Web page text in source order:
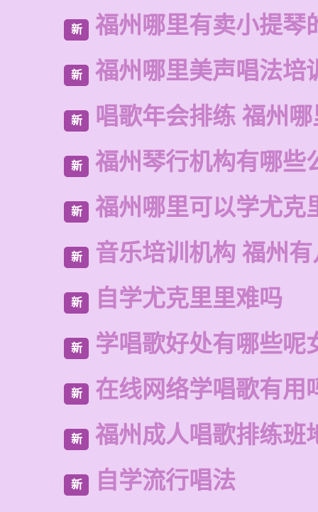
新 福州哪里有卖小提琴
新 福州哪里美声唱法培
新 唱歌年会排练 福州
新 福州琴行机构有哪些
新 福州哪里可以学尤克
新 音乐培训机构 福州
新 自学尤克里里难吗
新 学唱歌好处有哪些呢
新 在线网络学唱歌有用
新 福州成人唱歌排练班
新 自学流行唱法